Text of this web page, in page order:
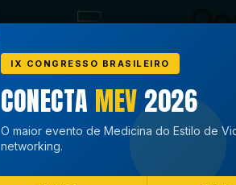
IX CONGRESSO BRASILEIRO
CONECTA MEV 2026
O maior evento de Medicina do Estilo de
networking.